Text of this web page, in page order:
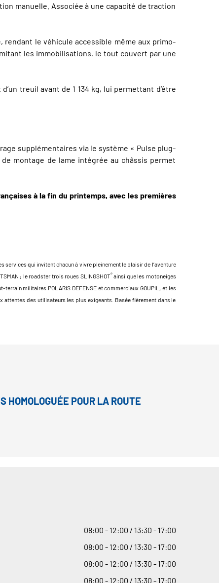
manuelle. Associée à une capacité de traction
le véhicule accessible même aux primo-
les immobilisations, le tout couvert par une
treuil avant de 1 134 kg, lui permettant d’être
supplémentaires via le système « Pulse plug-
montage de lame intégrée au châssis permet
à la fin du printemps, avec les premières
qui invitent chacun à vivre pleinement le plaisir de l’aventure
; le roadster trois roues SLINGSHOT®ainsi que les motoneiges
militaires POLARIS DEFENSE et commerciaux GOUPIL, et les
attentes des utilisateurs les plus exigeants. Basée fièrement dans le
HOMOLOGUÉE POUR LA ROUTE
08:00 - 12:00 / 13:30 - 17:00
08:00 - 12:00 / 13:30 - 17:00
08:00 - 12:00 / 13:30 - 17:00
08:00 - 12:00 / 13:30 - 17:00